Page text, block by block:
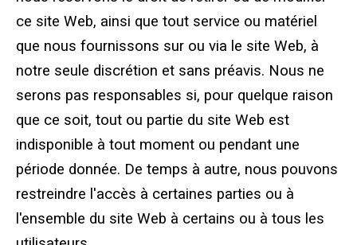
ce site Web, ainsi que tout service ou matériel
que nous fournissons sur ou via le site Web, à
notre seule discrétion et sans préavis. Nous ne
serons pas responsables si, pour quelque raison
que ce soit, tout ou partie du site Web est
indisponible à tout moment ou pendant une
période donnée. De temps à autre, nous pouvons
restreindre l'accès à certaines parties ou à
l'ensemble du site Web à certains ou à tous les